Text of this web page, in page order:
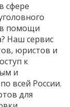
сфере
в помощи
Наш сервис
юристов и
к
и
всей России.
для